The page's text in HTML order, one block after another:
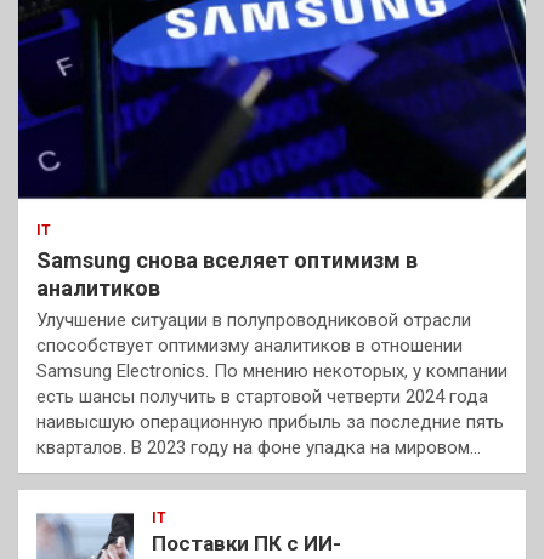
IT
Samsung снова вселяет оптимизм в
аналитиков
Улучшение ситуации в полупроводниковой отрасли
способствует оптимизму аналитиков в отношении
Samsung Electronics. По мнению некоторых, у компании
есть шансы получить в стартовой четверти 2024 года
наивысшую операционную прибыль за последние пять
кварталов. В 2023 году на фоне упадка на мировом…
IT
Поставки ПК с ИИ-